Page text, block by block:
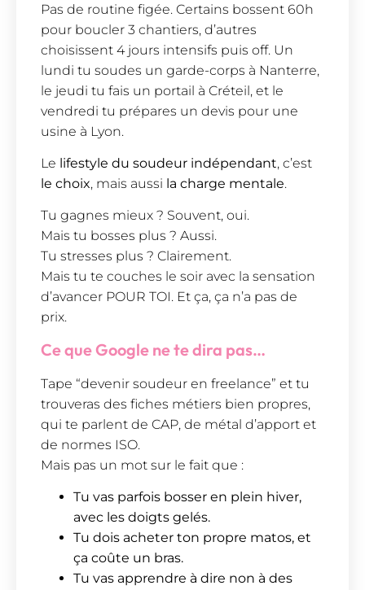
Pas de routine figée. Certains bossent 60h
pour boucler 3 chantiers, d’autres
choisissent 4 jours intensifs puis off. Un
lundi tu soudes un garde-corps à Nanterre,
le jeudi tu fais un portail à Créteil, et le
vendredi tu prépares un devis pour une
usine à Lyon.
Le lifestyle du soudeur indépendant, c’est
le choix, mais aussi la charge mentale.
Tu gagnes mieux ? Souvent, oui.
Mais tu bosses plus ? Aussi.
Tu stresses plus ? Clairement.
Mais tu te couches le soir avec la sensation
d’avancer POUR TOI. Et ça, ça n’a pas de
prix.
Ce que Google ne te dira pas…
Tape “devenir soudeur en freelance” et tu
trouveras des fiches métiers bien propres,
qui te parlent de CAP, de métal d’apport et
de normes ISO.
Mais pas un mot sur le fait que :
Tu vas parfois bosser en plein hiver,
avec les doigts gelés.
Tu dois acheter ton propre matos, et
ça coûte un bras.
Tu vas apprendre à dire non à des